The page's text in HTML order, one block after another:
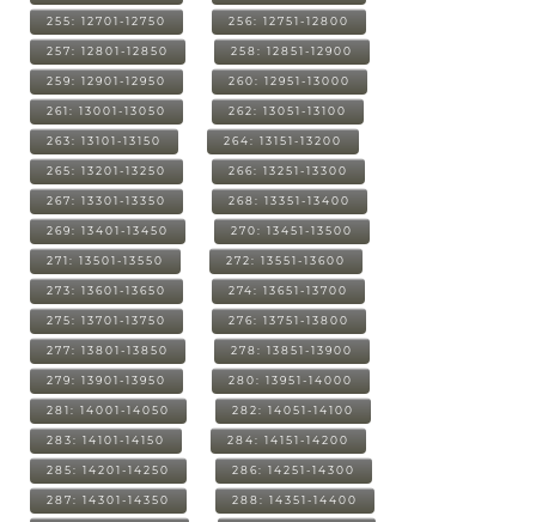
255: 12701-12750 256: 12751-12800
257: 12801-12850 258: 12851-12900
259: 12901-12950 260: 12951-13000
261: 13001-13050 262: 13051-13100
263: 13101-13150 264: 13151-13200
265: 13201-13250 266: 13251-13300
267: 13301-13350 268: 13351-13400
269: 13401-13450 270: 13451-13500
271: 13501-13550 272: 13551-13600
273: 13601-13650 274: 13651-13700
275: 13701-13750 276: 13751-13800
277: 13801-13850 278: 13851-13900
279: 13901-13950 280: 13951-14000
281: 14001-14050 282: 14051-14100
283: 14101-14150 284: 14151-14200
285: 14201-14250 286: 14251-14300
287: 14301-14350 288: 14351-14400